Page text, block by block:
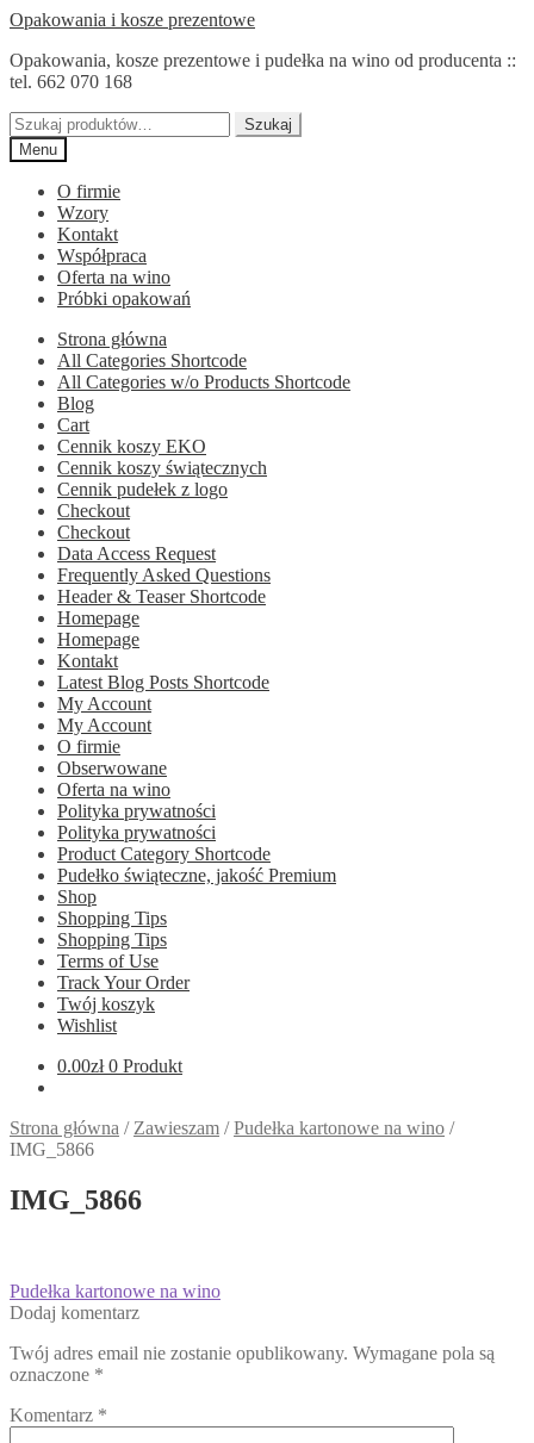
Przejdź
nawigacji
Przejdź
treści
Opakowania i kosze prezentowe
Opakowania, kosze prezentowe i pudełka na wino od producenta ::
tel. 662 070 168
Szukaj:
Szukaj
Menu
O firmie
Wzory
Kontakt
Współpraca
Oferta na wino
Próbki opakowań
Strona główna
All Categories Shortcode
All Categories w/o Products Shortcode
Blog
Cart
Cennik koszy EKO
Cennik koszy świątecznych
Cennik pudełek z logo
Checkout
Checkout
Data Access Request
Frequently Asked Questions
Header & Teaser Shortcode
Homepage
Homepage
Kontakt
Latest Blog Posts Shortcode
My Account
My Account
O firmie
Obserwowane
Oferta na wino
Polityka prywatności
Polityka prywatności
Product Category Shortcode
Pudełko świąteczne, jakość Premium
Shop
Shopping Tips
Shopping Tips
Terms of Use
Track Your Order
Twój koszyk
Wishlist
0.00zł 0 Produkt
Strona główna / Zawieszam /Pudełka kartonowe na wino /
IMG_5866
IMG_5866
Nawigacja
wpisu
Poprzedni
wpis:
Pudełka kartonowe na wino
Dodaj komentarz
Twój adres email nie zostanie opublikowany. Wymagane pola są
oznaczone *
Komentarz *